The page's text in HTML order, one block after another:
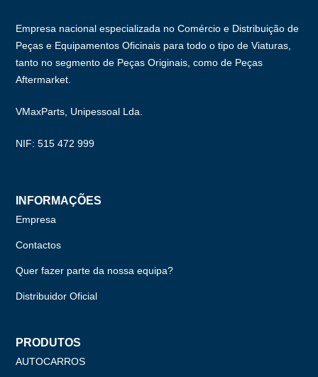
Empresa nacional especializada no Comércio e Distribuição de
Peças e Equipamentos Oficinais para todo o tipo de Viaturas,
tanto no segmento de Peças Originais, como de Peças
Aftermarket.
VMaxParts, Unipessoal Lda.
NIF: 515 472 999
INFORMAÇÕES
Empresa
Contactos
Quer fazer parte da nossa equipa?
Distribuidor Oficial
PRODUTOS
AUTOCARROS